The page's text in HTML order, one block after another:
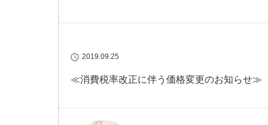
2019.09.25
≪消費税率改正に伴う価格変更のお知らせ≫